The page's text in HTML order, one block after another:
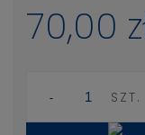
70,00
SZT.